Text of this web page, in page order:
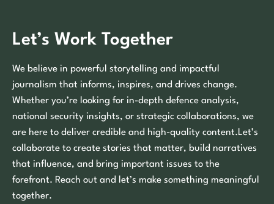
Let’s Work Together
We believe in powerful storytelling and impactful
journalism that informs, inspires, and drives change.
Whether you’re looking for in-depth defence analysis,
national security insights, or strategic collaborations, we
are here to deliver credible and high-quality content.Let’s
collaborate to create stories that matter, build narratives
that influence, and bring important issues to the
forefront. Reach out and let’s make something meaningful
together.